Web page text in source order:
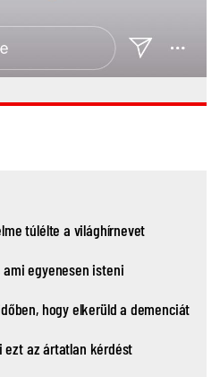
túlélte a világhírnevet
egyenesen isteni
hogy elkerüld a demenciát
ezt az ártatlan kérdést